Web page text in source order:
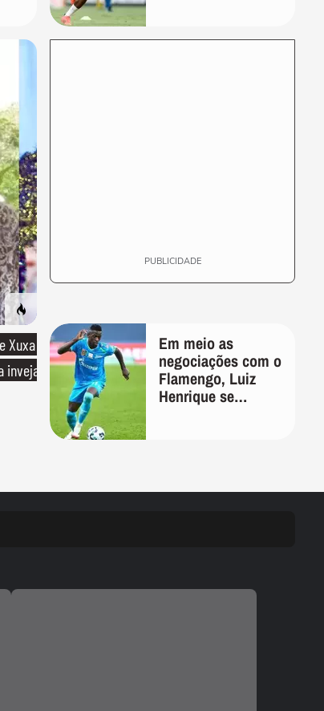
Xuxa
inveja
PUBLICIDADE
Em meio as
negociações com o
Flamengo, Luiz
Henrique se